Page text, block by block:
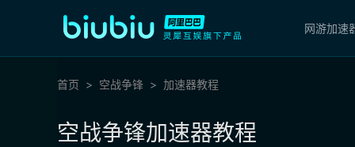
网游加速
首页 空战争锋 加速器教程
空战争锋加速器教程